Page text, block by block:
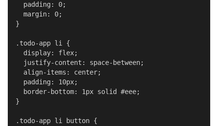
  padding: 0;
  margin: 0;
}
.todo-app li {
  display: flex;
  justify-content: space-between;
  align-items: center;
  padding: 10px;
  border-bottom: 1px solid #eee;
}
.todo-app li button {